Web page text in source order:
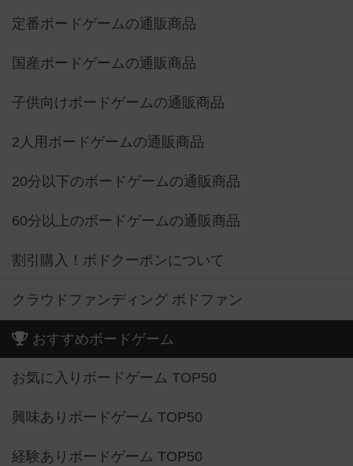
定番ボードゲームの通販商品
国産ボードゲームの通販商品
子供向けボードゲームの通販商品
2人用ボードゲームの通販商品
20分以下のボードゲームの通販商品
60分以上のボードゲームの通販商品
割引購入！ボドクーポンについて
クラウドファンディング ボドファン
おすすめボードゲーム
お気に入りボードゲーム TOP50
興味ありボードゲーム TOP50
経験ありボードゲーム TOP50